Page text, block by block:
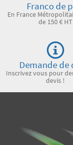
Franco de
En France
de 150 € HT
Demande de
Inscrivez vous pour
devis !